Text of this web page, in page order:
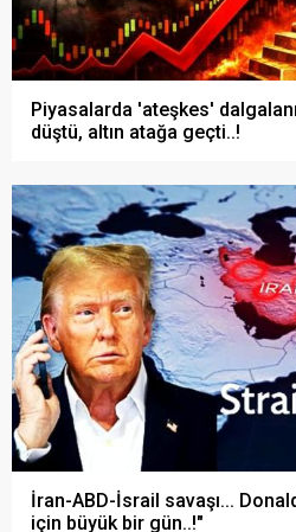
Piyasalarda 'ateşkes'
düştü, altın atağa geçti..!
İran-ABD-İsrail savaşı...
için büyük bir gün..!"